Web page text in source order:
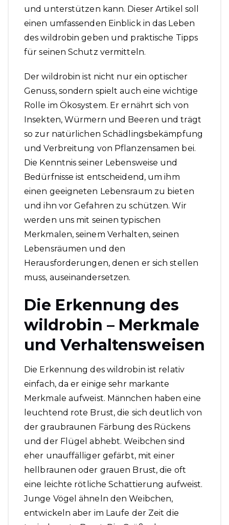
und unterstützen kann. Dieser Artikel soll
einen umfassenden Einblick in das Leben
des wildrobin geben und praktische Tipps
für seinen Schutz vermitteln.
Der wildrobin ist nicht nur ein optischer
Genuss, sondern spielt auch eine wichtige
Rolle im Ökosystem. Er ernährt sich von
Insekten, Würmern und Beeren und trägt
so zur natürlichen Schädlingsbekämpfung
und Verbreitung von Pflanzensamen bei.
Die Kenntnis seiner Lebensweise und
Bedürfnisse ist entscheidend, um ihm
einen geeigneten Lebensraum zu bieten
und ihn vor Gefahren zu schützen. Wir
werden uns mit seinen typischen
Merkmalen, seinem Verhalten, seinen
Lebensräumen und den
Herausforderungen, denen er sich stellen
muss, auseinandersetzen.
Die Erkennung des
wildrobin – Merkmale
und Verhaltensweisen
Die Erkennung des wildrobin ist relativ
einfach, da er einige sehr markante
Merkmale aufweist. Männchen haben eine
leuchtend rote Brust, die sich deutlich von
der graubraunen Färbung des Rückens
und der Flügel abhebt. Weibchen sind
eher unauffälliger gefärbt, mit einer
hellbraunen oder grauen Brust, die oft
eine leichte rötliche Schattierung aufweist.
Junge Vögel ähneln den Weibchen,
entwickeln aber im Laufe der Zeit die